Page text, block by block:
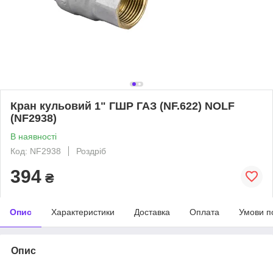
Кран кульовий 1" ГШР ГАЗ (NF.622) NOLF
(NF2938)
В наявності
Код: NF2938
Роздріб
394 ₴
Опис Характеристики Доставка Оплата Умови
Опис